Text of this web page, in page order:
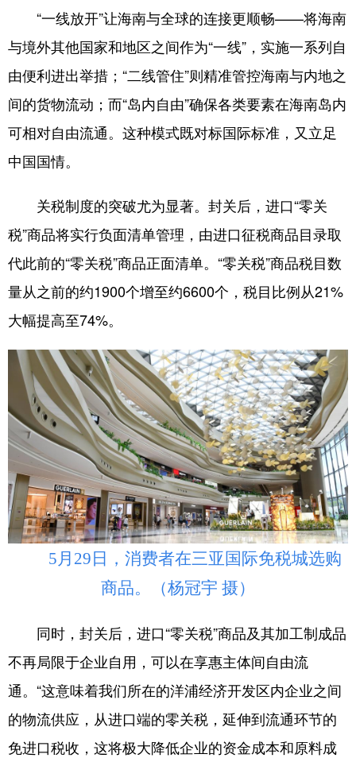
“一线放开”让海南与全球的连接更顺畅——将海南
与境外其他国家和地区之间作为“一线”，实施一系列自
由便利进出举措；“二线管住”则精准管控海南与内地之
间的货物流动；而“岛内自由”确保各类要素在海南岛内
可相对自由流通。这种模式既对标国际标准，又立足
中国国情。
关税制度的突破尤为显著。封关后，进口“零关
税”商品将实行负面清单管理，由进口征税商品目录取
代此前的“零关税”商品正面清单。“零关税”商品税目数
量从之前的约1900个增至约6600个，税目比例从21%
大幅提高至74%。
5月29日，消费者在三亚国际免税城选购
商品。（杨冠宇 摄）
同时，封关后，进口“零关税”商品及其加工制成品
不再局限于企业自用，可以在享惠主体间自由流
通。“这意味着我们所在的洋浦经济开发区内企业之间
的物流供应，从进口端的零关税，延伸到流通环节的
免进口税收，这将极大降低企业的资金成本和原料成